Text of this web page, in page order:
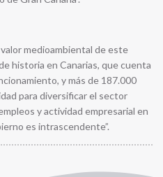
medioambiental de este
historia en Canarias, que cuenta
y más de 187.000
para diversificar el sector
y actividad empresarial en
es intrascendente”.